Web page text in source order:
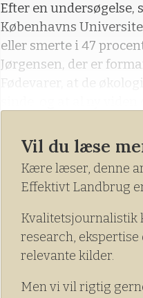
Efter en undersøgelse,
Københavns
eller smerte i 47
Jørgensen, der er
Fødevarer, at de
- Det aktuelle studie
tankevækkende,
Vil du læse
Kære læser, denne
Effektivt Landbrug
Kvalitetsjournalistik
research,
relevante kilder.
Men vi vil rigtig